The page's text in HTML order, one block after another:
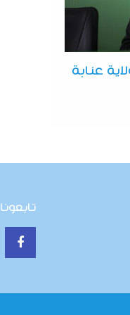
عنابة
تابعونا